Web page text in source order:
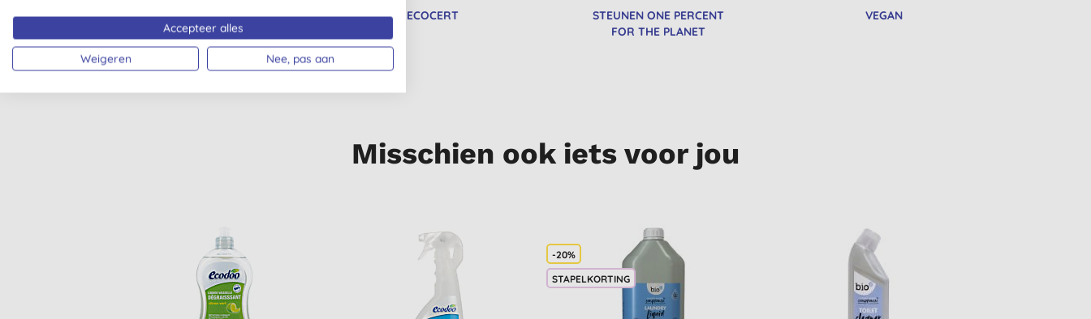
VEGETARISCH ECOCERT
STEUNEN ONE PERCENT
FOR THE PLANET
VEGAN
Misschien ook iets voor jou
-20%
STAPELKORTING
Accepteer alles
Weigeren Nee, pas aan